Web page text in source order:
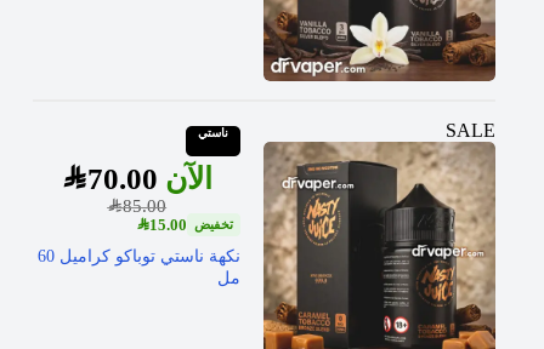
SALE ناستي
SAR85.00
SAR70.00
SAR15.00
نكهة ناستي توباكو كراميل 60
مل